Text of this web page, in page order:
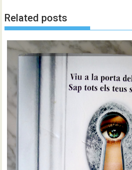
Related posts